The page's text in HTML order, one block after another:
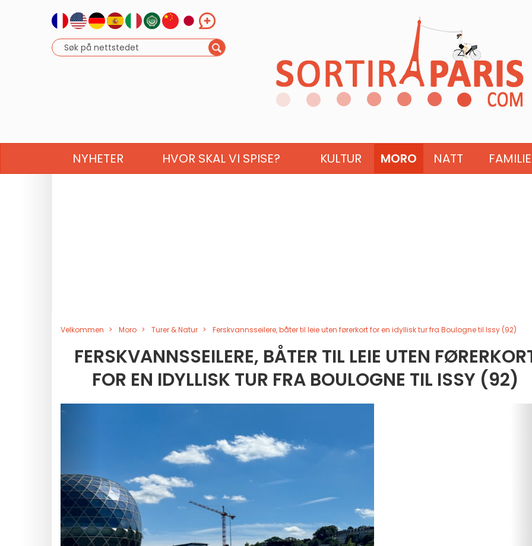
NYHETER HVOR SKAL VI SPISE? KULTUR MORO NATT FAMILIE
Velkommen Moro Turer & Natur Ferskvannsseilere, båter til leie uten førerkort for en idyllisk tur fra Boulogne til Issy (92)
FERSKVANNSSEILERE, BÅTER TIL LEIE UTEN
FOR EN IDYLLISK TUR FRA BOULOGNE TIL ISSY (92)